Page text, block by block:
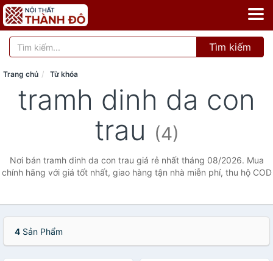
Tìm kiếm
Trang chủ Từ khóa
tramh dinh da con
trau (4)
Nơi bán tramh dinh da con trau giá rẻ nhất tháng 08/2026. Mua
chính hãng với giá tốt nhất, giao hàng tận nhà miễn phí, thu hộ COD
4 Sản Phẩm